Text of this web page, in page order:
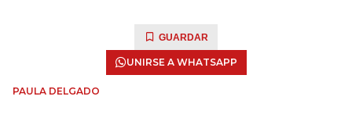
GUARDAR
UNIRSE A WHATSAPP
PAULA DELGADO